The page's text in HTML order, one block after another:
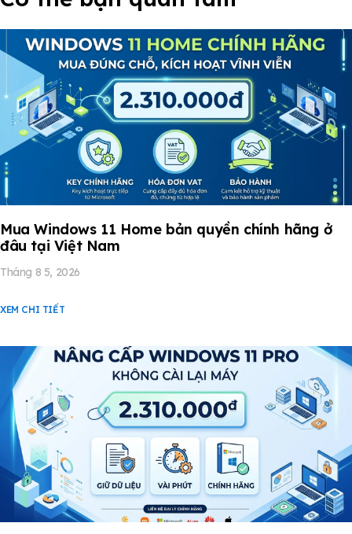
Mua Windows 11 Home bản quyền chính hãng ở
đâu tại Việt Nam
Tháng 8 5, 2026
XEM CHI TIẾT